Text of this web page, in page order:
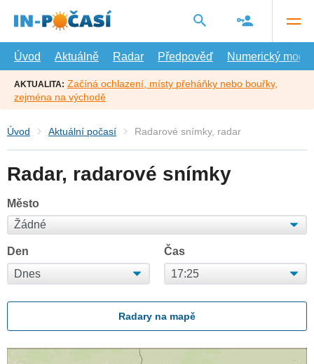
hlavní
Úvod
Aktuálně Radar Předpověď Numerický model
AKTUALITA: Začíná ochlazení, místy přeháňky nebo bouřky,
zejména na východě
Úvod Aktuální počasí Radarové snímky, radar
Radar, radarové snímky
Město
Den Čas
Radary na mapě